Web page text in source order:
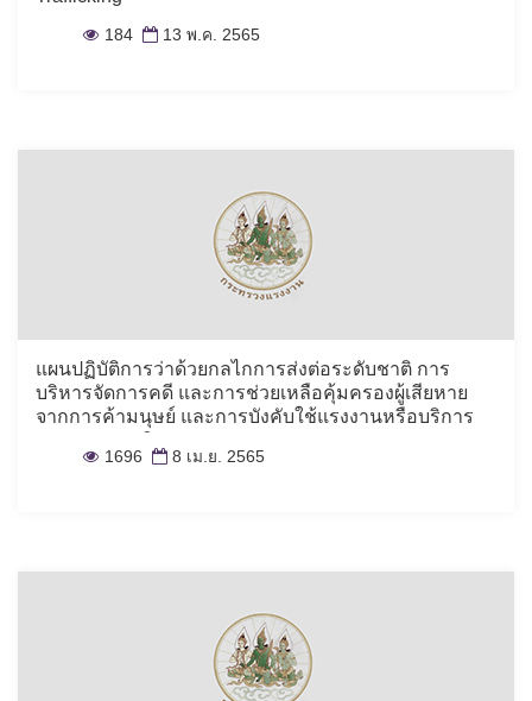
184 13 พ.ค. 2565
แผนปฏิบัติการว่าด้วยกลไกการส่งต่อระดับชาติ การ
บริหารจัดการคดี และการช่วยเหลือคุ้มครองผู้เสียหาย
จากการค้ามนุษย์ และการบังคับใช้แรงงานหรือบริการ
1696 8 เม.ย. 2565